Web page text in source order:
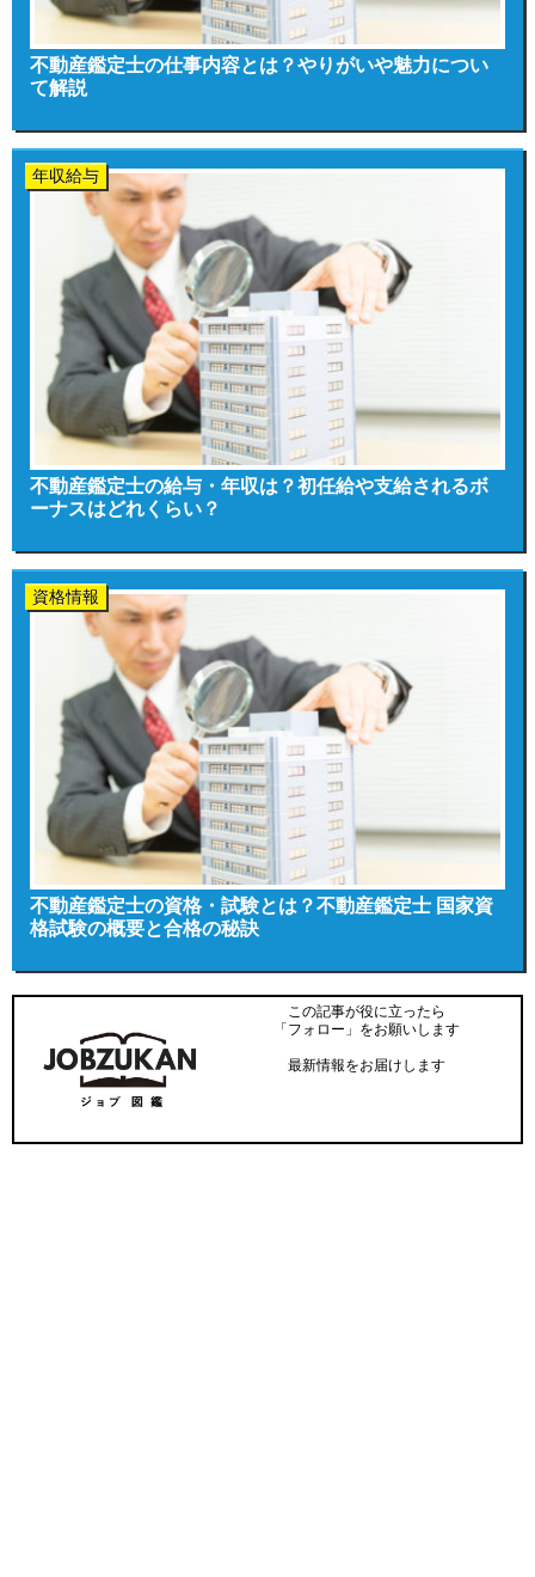
不動産鑑定士の仕事内容とは？やりがいや魅力につい
て解説
年収給与
不動産鑑定士の給与・年収は？初任給や支給されるボ
ーナスはどれくらい？
資格情報
不動産鑑定士の資格・試験とは？不動産鑑定士 国家資
格試験の概要と合格の秘訣
この記事が役に立ったら
「フォロー」をお願いします
最新情報をお届けします